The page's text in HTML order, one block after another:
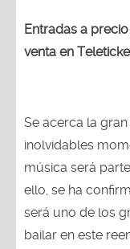
Entradas a
venta en
Se acerca la
inolvidables
música será
ello, se ha
será uno de los
bailar en este